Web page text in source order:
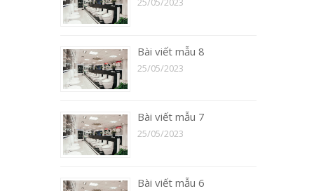
Bài viết mẫu 8
25/05/2023
Bài viết mẫu 7
25/05/2023
Bài viết mẫu 6